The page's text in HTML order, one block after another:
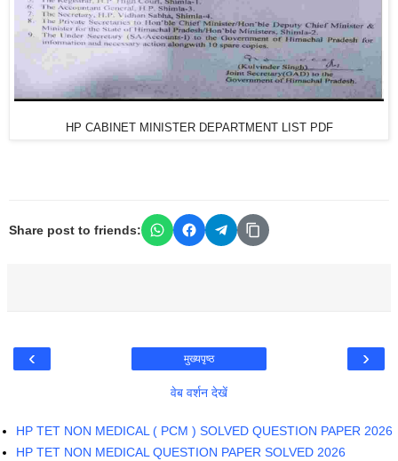
HP CABINET MINISTER DEPARTMENT LIST PDF
Share post to friends:
‹ ›
मुख्यपृष्ठ
वेब वर्शन देखें
HP TET NON MEDICAL ( PCM ) SOLVED QUESTION PAPER 2026
HP TET NON MEDICAL QUESTION PAPER SOLVED 2026